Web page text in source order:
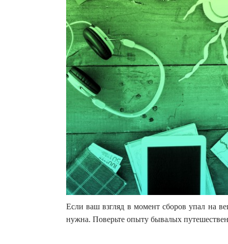
Если ваш взгляд в момент сборов упал на
нужна. Поверьте опыту бывалых